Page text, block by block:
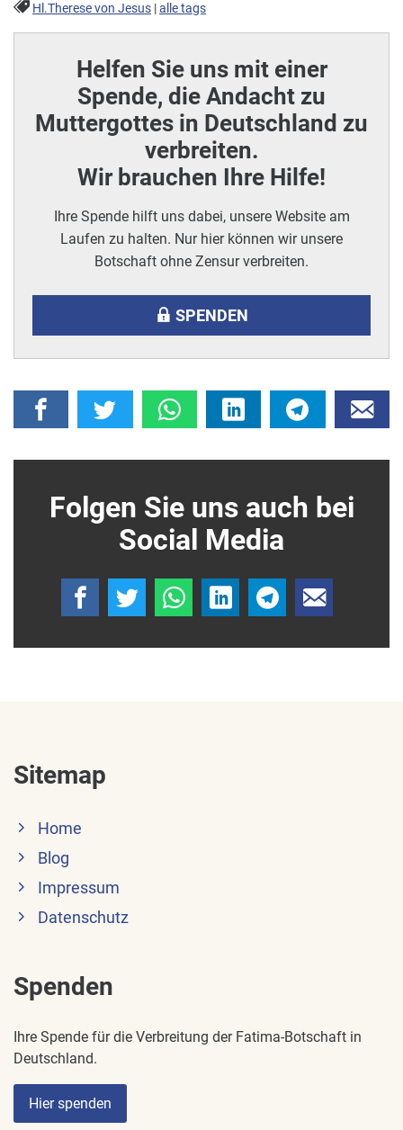
Hl.Therese von Jesus |alle tags
Helfen Sie uns mit einer
Spende, die Andacht zu
Muttergottes in Deutschland zu
verbreiten.
Wir brauchen Ihre Hilfe!
Ihre Spende hilft uns dabei, unsere Website am
Laufen zu halten. Nur hier können wir unsere
Botschaft ohne Zensur verbreiten.
SPENDEN
Folgen Sie uns auch bei
Social Media
Sitemap
Home
Blog
Impressum
Datenschutz
Spenden
Ihre Spende für die Verbreitung der Fatima-Botschaft in
Deutschland.
Hier spenden